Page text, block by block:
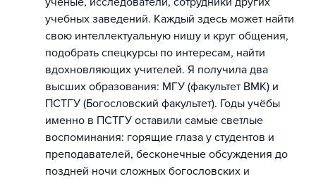
учебных заведений. Каждый здесь может найти
свою интеллектуальную нишу и круг общения,
подобрать спецкурсы по интересам, найти
вдохновляющих учителей. Я получила два
высших образования: МГУ (факультет ВМК) и
ПСТГУ (Богословский факультет). Годы учёбы
именно в ПСТГУ оставили самые светлые
воспоминания: горящие глаза у студентов и
преподавателей, бесконечные обсуждения до
поздней ночи сложных богословских и